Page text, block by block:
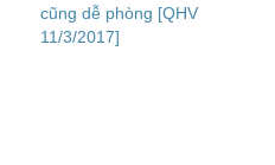
cũng dễ phòng [QHV
11/3/2017]